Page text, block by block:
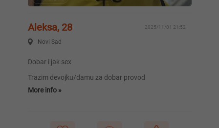
Aleksa, 28 2025/11/01 21:52
Novi Sad
Dobar i jak sex
Trazim devojku/damu za dobar provod
More info »